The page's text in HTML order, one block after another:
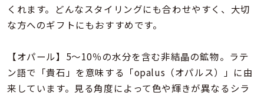
コレクション
レディース
リングサイズ
～
くれます。どんなスタイリングにも合わせやすく、大切
な方へのギフトにもおすすめです。
【オパール】5～10％の水分を含む非結晶の鉱物。ラテ
ン語で「貴石」を意味する「opalus（オパルス）」に由
来しています。見る角度によって色や輝きが異なるシラ